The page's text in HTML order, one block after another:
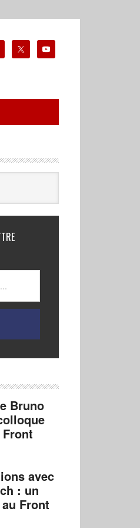
Bruno
avec
: un
Front